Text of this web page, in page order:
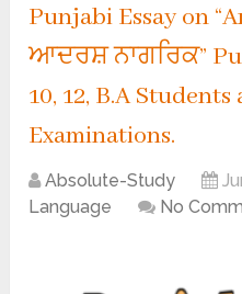
Punjabi Essay on
ਆਦਰਸ਼ ਨਾਗਰਿਕ”
10, 12, B.A
Examinations.
Absolute-Study
Language
No